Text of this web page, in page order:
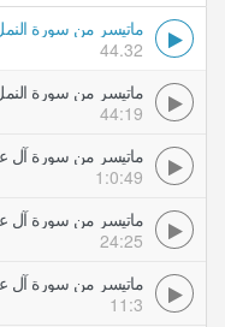
44.32
44:19
1:0:49
24:25
11:3